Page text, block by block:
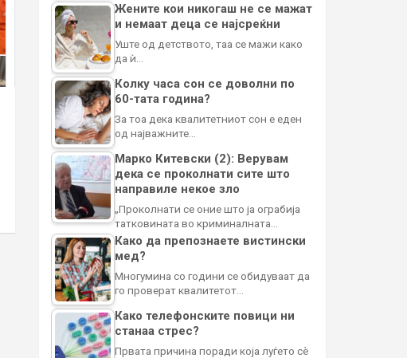
Жените кои никогаш не се мажат
и немаат деца се најсреќни
Уште од детството, таа се мажи како
да ѝ…
Колку часа сон се доволни по
60-тата година?
За тоа дека квалитетниот сон е еден
од најважните…
Марко Китевски (2): Верувам
дека се проколнати сите што
направиле некое зло
„Проколнати се оние што ја ограбија
татковината во криминалната…
Како да препознаете вистински
мед?
Многумина со години се обидуваат да
го проверат квалитетот…
Како телефонските повици ни
станаа стрес?
Првата причина поради која луѓето сè